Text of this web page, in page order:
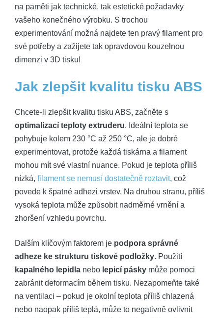
na paměti jak technické, tak estetické požadavky
vašeho konečného výrobku. S trochou
experimentování možná najdete ten pravý filament pro
své potřeby a zažijete tak opravdovou kouzelnou
dimenzi v 3D tisku!
Jak zlepšit kvalitu tisku ABS
Chcete-li zlepšit kvalitu tisku ABS, začněte s
optimalizací teploty extruderu. Ideální teplota se
pohybuje kolem 230 °C až 250 °C, ale je dobré
experimentovat, protože každá tiskárna a filament
mohou mít své vlastní nuance. Pokud je teplota příliš
nízká, filament se nemusí dostatečně roztavit, což
povede k špatné adhezi vrstev. Na druhou stranu, příliš
vysoká teplota může způsobit nadměrné vrnění a
zhoršení vzhledu povrchu.
Dalším klíčovým faktorem je podpora správné
adheze ke strukturu tiskové podložky. Použití
kapalného lepidla nebo lepicí pásky může pomoci
zabránit deformacím během tisku. Nezapomeňte také
na ventilaci – pokud je okolní teplota příliš chlazená
nebo naopak příliš teplá, může to negativně ovlivnit